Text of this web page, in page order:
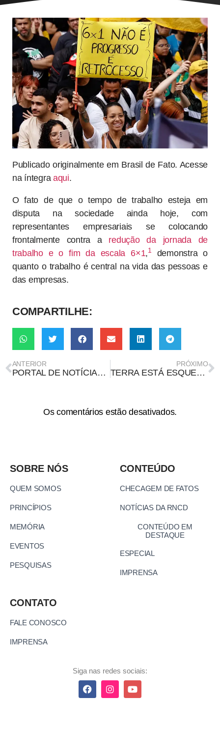
Publicado originalmente em Brasil de Fato. Acesse
na íntegraaqui.
O fato de que o tempo de trabalho esteja em
disputa na sociedade ainda hoje, com
representantes empresariais se colocando
frontalmente contra a redução da jornada de
trabalho e o fim da escala 6×1,1demonstra o
quanto o trabalho é central na vida das pessoas e
das empresas.
COMPARTILHE:
ANTERIOR
PORTAL DE NOTÍCIAS E PERFIS EM REDES PROMOVEM FALSO ATENTADO A MINISTRO DO STF
PRÓXIMO
TERRA ESTÁ ESQUENTANDO MAIS RÁPIDO, MOSTRA RELATÓRIO DA ONU
Os comentários estão desativados.
SOBRE NÓS
QUEM SOMOS
PRINCÍPIOS
MEMÓRIA
EVENTOS
PESQUISAS
CONTEÚDO
CHECAGEM DE FATOS
NOTÍCIAS DA RNCD
CONTEÚDO EM
DESTAQUE
ESPECIAL
IMPRENSA
CONTATO
FALE CONOSCO
IMPRENSA
Siga nas redes sociais: